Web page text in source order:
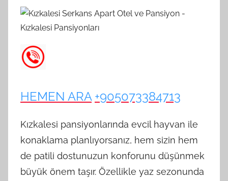
Pansiyonları
HEMEN ARA +905073384713
Kızkalesi pansiyonlarında evcil hayvan ile
konaklama planlıyorsanız, hem sizin hem
de patili dostunuzun konforunu düşünmek
büyük önem taşır. Özellikle yaz sezonunda